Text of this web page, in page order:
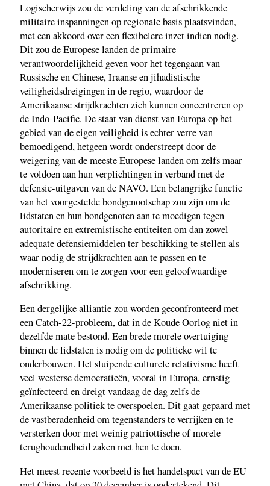
Logischerwijs zou de verdeling van de afschrikkende
militaire inspanningen op regionale basis plaatsvinden,
met een akkoord over een flexibelere inzet indien nodig.
Dit zou de Europese landen de primaire
verantwoordelijkheid geven voor het tegengaan van
Russische en Chinese, Iraanse en jihadistische
veiligheidsdreigingen in de regio, waardoor de
Amerikaanse strijdkrachten zich kunnen concentreren op
de Indo-Pacific. De staat van dienst van Europa op het
gebied van de eigen veiligheid is echter verre van
bemoedigend, hetgeen wordt onderstreept door de
weigering van de meeste Europese landen om zelfs maar
te voldoen aan hun verplichtingen in verband met de
defensie-uitgaven van de NAVO. Een belangrijke functie
van het voorgestelde bondgenootschap zou zijn om de
lidstaten en hun bondgenoten aan te moedigen tegen
autoritaire en extremistische entiteiten om dan zowel
adequate defensiemiddelen ter beschikking te stellen als
waar nodig de strijdkrachten aan te passen en te
moderniseren om te zorgen voor een geloofwaardige
afschrikking.
Een dergelijke alliantie zou worden geconfronteerd met
een Catch-22-probleem, dat in de Koude Oorlog niet in
dezelfde mate bestond. Een brede morele overtuiging
binnen de lidstaten is nodig om de politieke wil te
onderbouwen. Het sluipende culturele relativisme heeft
veel westerse democratieën, vooral in Europa, ernstig
geïnfecteerd en dreigt vandaag de dag zelfs de
Amerikaanse politiek te overspoelen. Dit gaat gepaard met
de vastberadenheid om tegenstanders te verrijken en te
versterken door met weinig patriottische of morele
terughoudendheid zaken met hen te doen.
Het meest recente voorbeeld is het handelspact van de EU